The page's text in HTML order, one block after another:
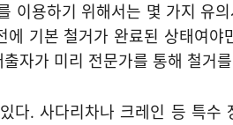
이용하기 위해서는 몇 가지 유
기본 철거가 완료된 상태여야
자가 미리 전문가를 통해 철거
다. 사다리차나 크레인 등 특수